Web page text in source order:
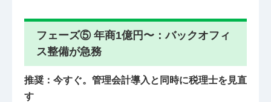
フェーズ⑤ 年商1億円〜：バックオフィ
ス整備が急務
推奨：今すぐ。管理会計導入と同時に税理士を見直
す